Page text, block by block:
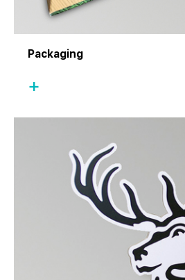
Packaging
+